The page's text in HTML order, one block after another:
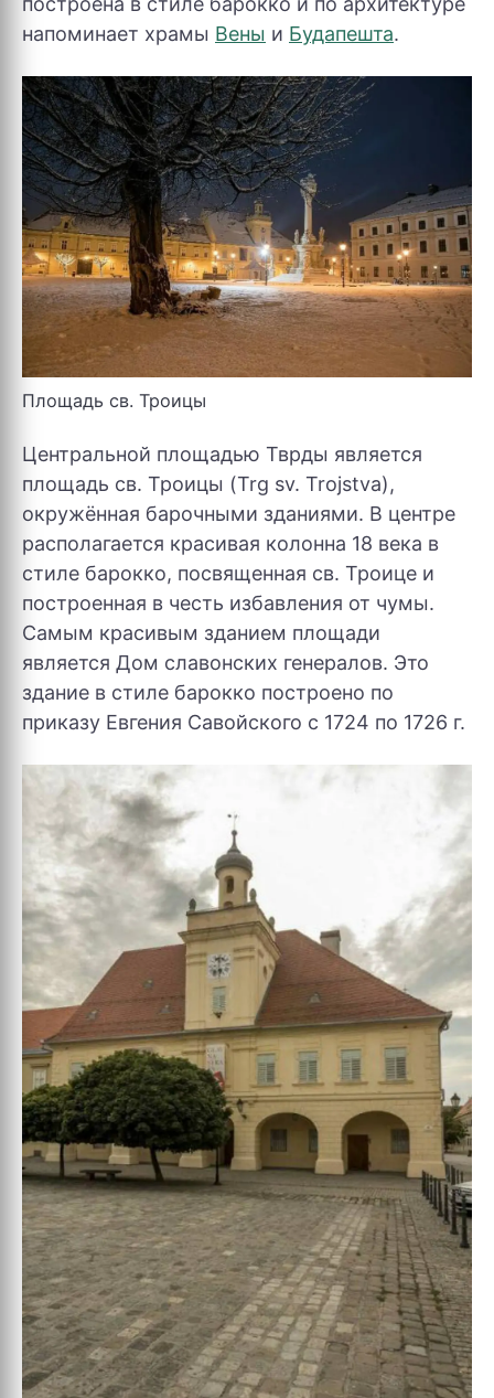
напоминает храмы Вены и Будапешта.
Площадь св. Троицы
Центральной площадью Тврды является
площадь св. Троицы (Trg sv. Trojstva),
окружённая барочными зданиями. В центре
располагается красивая колонна 18 века в
стиле барокко, посвященная св. Троице и
построенная в честь избавления от чумы.
Самым красивым зданием площади
является Дом славонских генералов. Это
здание в стиле барокко построено по
приказу Евгения Савойского с 1724 по 1726 г.